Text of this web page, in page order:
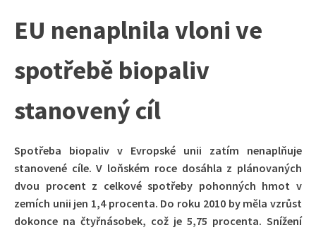
EU nenaplnila vloni ve
spotřebě biopaliv
stanovený cíl
Spotřeba biopaliv v Evropské unii zatím nenaplňuje
stanovené cíle. V loňském roce dosáhla z plánovaných
dvou procent z celkové spotřeby pohonných hmot v
zemích unii jen 1,4 procenta. Do roku 2010 by měla vzrůst
dokonce na čtyřnásobek, což je 5,75 procenta. Snížení